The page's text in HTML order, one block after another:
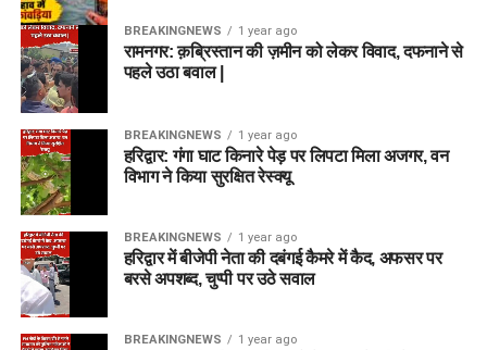
BREAKINGNEWS 1 year ago
रामनगर: क़ब्रिस्तान की ज़मीन को लेकर विवाद, दफनाने से
पहले उठा बवाल |
BREAKINGNEWS 1 year ago
हरिद्वार: गंगा घाट किनारे पेड़ पर लिपटा मिला अजगर, वन
विभाग ने किया सुरक्षित रेस्क्यू
BREAKINGNEWS 1 year ago
हरिद्वार में बीजेपी नेता की दबंगई कैमरे में कैद, अफसर पर
बरसे अपशब्द, चुप्पी पर उठे सवाल
BREAKINGNEWS 1 year ago